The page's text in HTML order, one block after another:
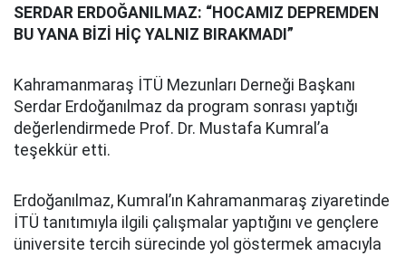
SERDAR ERDOĞANILMAZ: “HOCAMIZ DEPREMDEN
BU YANA BİZİ HİÇ YALNIZ BIRAKMADI”
Kahramanmaraş İTÜ Mezunları Derneği Başkanı
Serdar Erdoğanılmaz da program sonrası yaptığı
değerlendirmede Prof. Dr. Mustafa Kumral’a
teşekkür etti.
Erdoğanılmaz, Kumral’ın Kahramanmaraş ziyaretinde
İTÜ tanıtımıyla ilgili çalışmalar yaptığını ve gençlere
üniversite tercih sürecinde yol göstermek amacıyla